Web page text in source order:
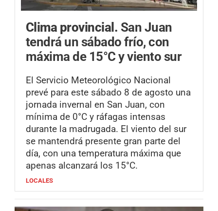
Clima provincial. San Juan
tendrá un sábado frío, con
máxima de 15°C y viento sur
El Servicio Meteorológico Nacional
prevé para este sábado 8 de agosto una
jornada invernal en San Juan, con
mínima de 0°C y ráfagas intensas
durante la madrugada. El viento del sur
se mantendrá presente gran parte del
día, con una temperatura máxima que
apenas alcanzará los 15°C.
LOCALES